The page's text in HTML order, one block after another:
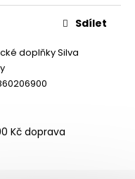
doplňky Silva
Sdílet
Kč doprava